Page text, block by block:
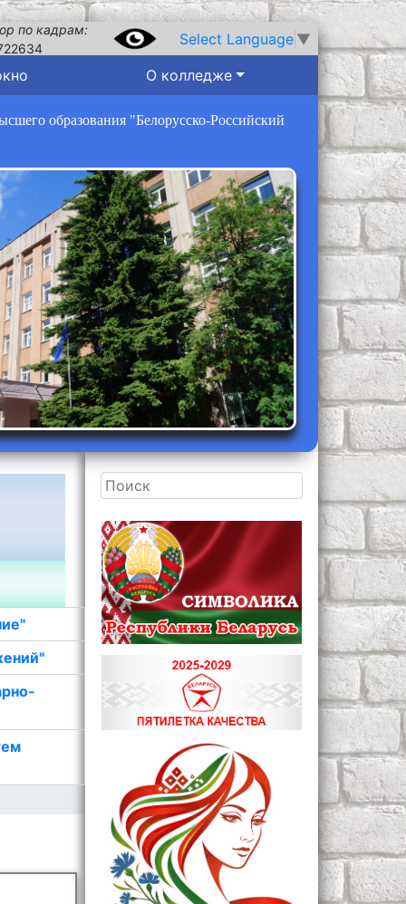
по кадрам:
Select Language ▼
О колледже
образования "Белорусско-Российский